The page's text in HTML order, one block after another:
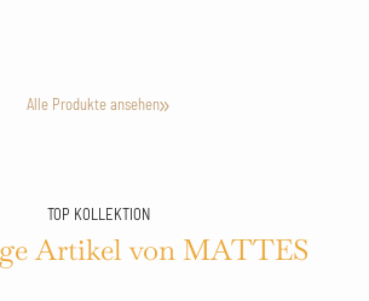
Alle Produkte ansehen
TOP KOLLEKTION
Artikel von MATTES